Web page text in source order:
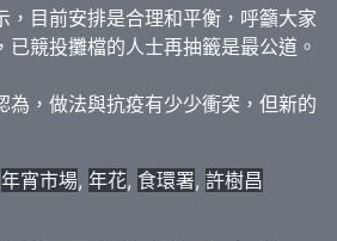
，目前安排是合理和平衡，呼籲大家
已競投攤檔的人士再抽籤是最公道。
為，做法與抗疫有少少衝突，但新的
年宵市場, 年花, 食環署, 許樹昌